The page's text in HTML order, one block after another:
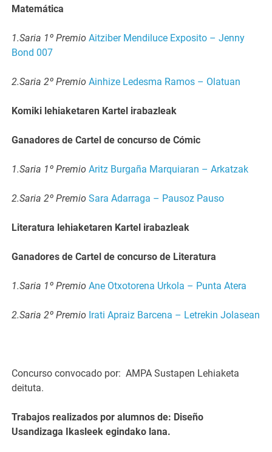
Matemática
1.Saria 1º Premio Aitziber Mendiluce Exposito – Jenny
Bond 007
2.Saria 2º Premio Ainhize Ledesma Ramos – Olatuan
Komiki lehiaketaren Kartel irabazleak
Ganadores de Cartel de concurso de Cómic
1.Saria 1º Premio Aritz Burgaña Marquiaran – Arkatzak
2.Saria 2º Premio Sara Adarraga – Pausoz Pauso
Literatura lehiaketaren Kartel irabazleak
Ganadores de Cartel de concurso de Literatura
1.Saria 1º Premio Ane Otxotorena Urkola – Punta Atera
2.Saria 2º Premio Irati Apraiz Barcena – Letrekin Jolasean
Concurso convocado por: AMPA Sustapen Lehiaketa
deituta.
Trabajos realizados por alumnos de: Diseño
Usandizaga Ikasleek egindako lana.